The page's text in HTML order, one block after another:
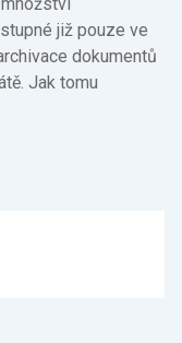
již pouze ve
dokumentů
Jak tomu